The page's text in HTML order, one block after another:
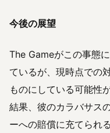
今後の展望
The Gameがこの事態
ているが、現時点での
ものにしている可能性
結果、彼のカラバサス
ーへの賠償に充てられ